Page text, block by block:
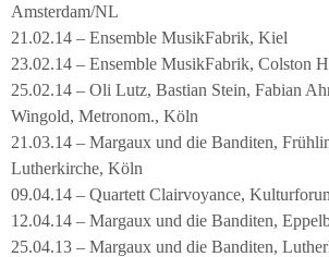
Amsterdam/NL
21.02.14 – Ensemble MusikFabrik, Kiel
23.02.14 – Ensemble MusikFabrik, Colston
25.02.14 – Oli Lutz, Bastian Stein, Fabian
Wingold, Metronom., Köln
21.03.14 – Margaux und die Banditen,
Lutherkirche, Köln
09.04.14 – Quartett Clairvoyance,
12.04.14 – Margaux und die Banditen,
25.04.13 – Margaux und die Banditen,